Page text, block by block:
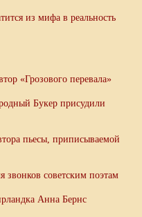
из мифа в реальность
«Грозового перевала»
Букер присудили
пьесы, приписываемой
звонков советским поэтам
Анна Бернс